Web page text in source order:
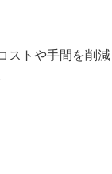
ストや手間を削減